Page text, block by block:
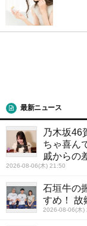
最新ニュース
乃木坂46
ちゃ喜ん
戚からの
2026-08-06(木) 21:50
石垣牛の
すめ！ 故
2026-08-06(木)